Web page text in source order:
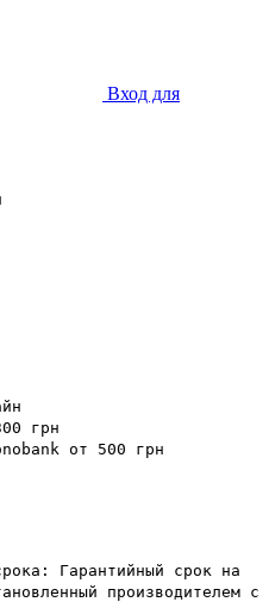
Вход для
грн
от 500 грн
Гарантийный срок на
производителем с